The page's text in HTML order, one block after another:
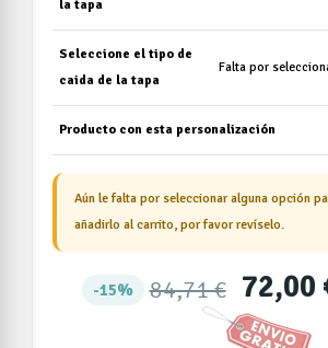
la tapa
Seleccione el tipo de
caida de la tapa
Falta por
Producto con esta personalización
Aún le falta por seleccionar alguna opción
añadirlo al carrito, por favor revíselo.
15% 84,71 € 72,00